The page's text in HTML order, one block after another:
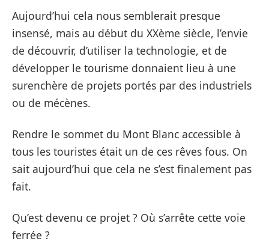
Aujourd’hui cela nous semblerait presque
insensé, mais au début du XXème siècle, l’envie
de découvrir, d’utiliser la technologie, et de
développer le tourisme donnaient lieu à une
surenchère de projets portés par des industriels
ou de mécènes.
Rendre le sommet du Mont Blanc accessible à
tous les touristes était un de ces rêves fous. On
sait aujourd’hui que cela ne s’est finalement pas
fait.
Qu’est devenu ce projet ? Où s’arrête cette voie
ferrée ?